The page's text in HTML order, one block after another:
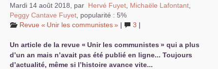
Mardi 14 août 2018 par Hervé Fuyet Michaële Lafontant
Peggy Cantave Fuyet popularité : 5%
Revue « Unir les communistes» | 3 |
Un article de la revue « Unir les communistes » qui a plus
d’un an mais n’avait pas été publié en ligne... Toujours
d’actualité, même si l’histoire avance vite...